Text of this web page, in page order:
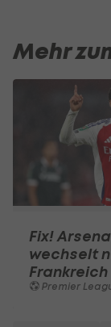
Mehr
Fix!
wechselt
Frankreich
Premier